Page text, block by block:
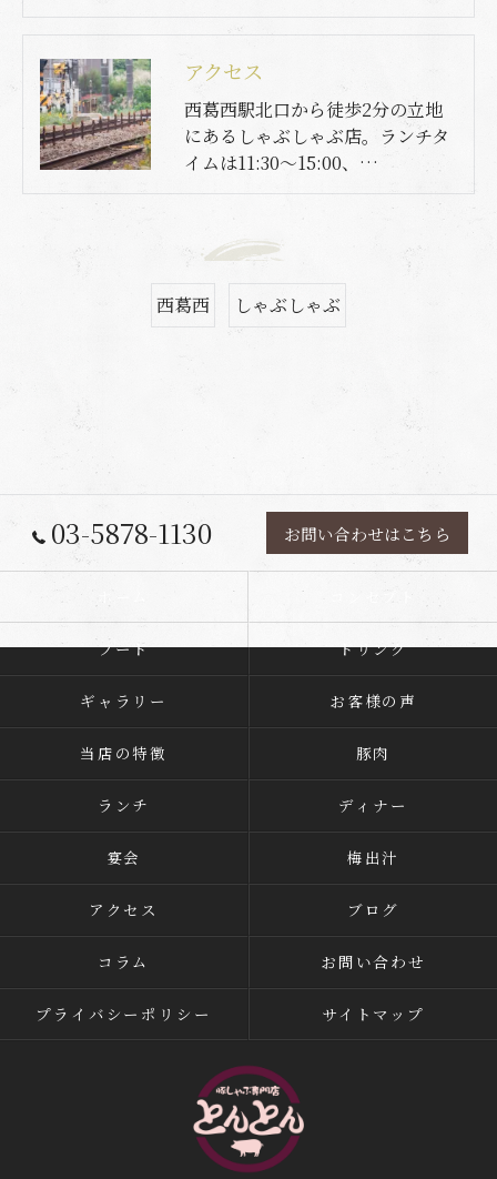
アクセス
西葛西駅北口から徒歩2分の立地
にあるしゃぶしゃぶ店。ランチタ
イムは11:30～15:00、…
西葛西 しゃぶしゃぶ
03-5878-1130 お問い合わせはこちら
コンセプト
フード ドリンク
ギャラリー お客様の声
当店の特徴 豚肉
ランチ ディナー
宴会 梅出汁
アクセス ブログ
コラム お問い合わせ
プライバシーポリシー サイトマップ